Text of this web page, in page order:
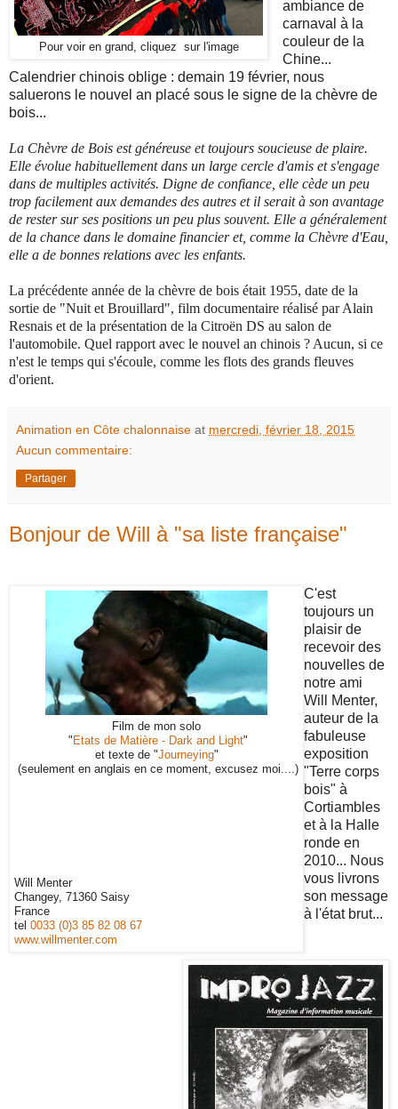
Pour voir en grand, cliquez sur l'image
ambiance de
carnaval à la
couleur de la
Chine...
Calendrier chinois oblige : demain 19 février, nous
saluerons le nouvel an placé sous le signe de la chèvre de
bois...
La Chèvre de Bois est généreuse et toujours soucieuse de plaire.
Elle évolue habituellement dans un large cercle d'amis et s'engage
dans de multiples activités. Digne de confiance, elle cède un peu
trop facilement aux demandes des autres et il serait à son avantage
de rester sur ses positions un peu plus souvent. Elle a généralement
de la chance dans le domaine financier et, comme la Chèvre d'Eau,
elle a de bonnes relations avec les enfants.
La précédente année de la chèvre de bois était 1955, date de la
sortie de "Nuit et Brouillard", film documentaire réalisé par Alain
Resnais et de la présentation de la Citroën DS au salon de
l'automobile. Quel rapport avec le nouvel an chinois ? Aucun, si ce
n'est le temps qui s'écoule, comme les flots des grands fleuves
d'orient.
Animation en Côte chalonnaise at mercredi, février 18, 2015
Aucun commentaire:
Partager
Bonjour de Will à "sa liste française"
Film de mon solo
" Etats de Matière - Dark and Light"
et texte de "Journeying"
(seulement en anglais en ce moment, excusez moi....)
Will Menter
Changey, 71360 Saisy
France
tel 0033 (0)3 85 82 08 67
www.willmenter.com
C'est
toujours un
plaisir de
recevoir des
nouvelles de
notre ami
Will Menter,
auteur de la
fabuleuse
exposition
"Terre corps
bois" à
Cortiambles
et à la Halle
ronde en
2010... Nous
vous livrons
son message
à l'état brut...